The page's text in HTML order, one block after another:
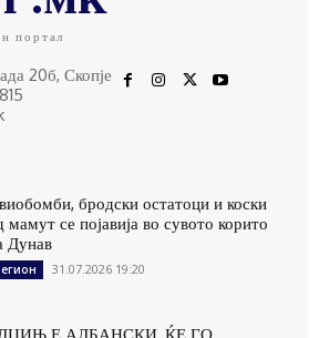
портал
20б, Скопје
бродски остатоци и коски
мамут се појавија во сувото корито
Дунав
31.07.2026 19:20